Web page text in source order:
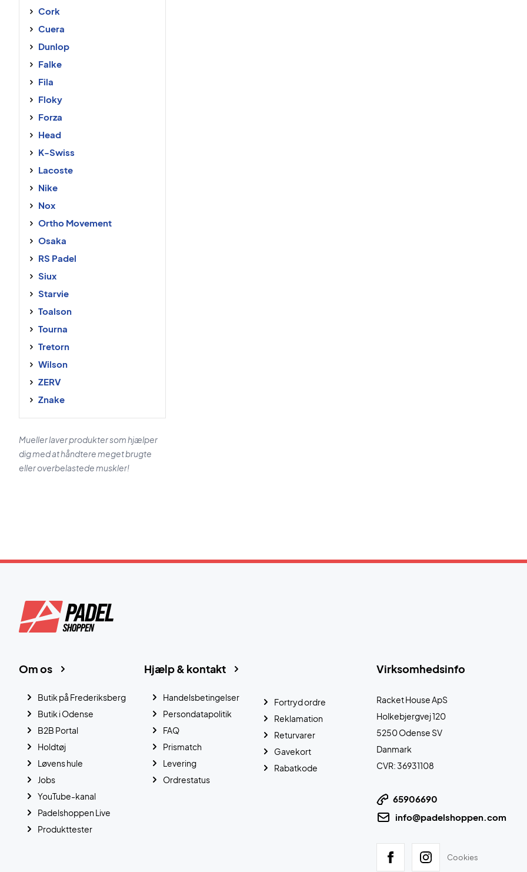
Cork
Cuera
Dunlop
Falke
Fila
Floky
Forza
Head
K-Swiss
Lacoste
Nike
Nox
Ortho Movement
Osaka
RS Padel
Siux
Starvie
Toalson
Tourna
Tretorn
Wilson
ZERV
Znake
Mueller laver produkter som hjælper
dig med at håndtere meget brugte
eller overbelastede muskler!
Virksomhedsinfo
Racket House ApS
Holkebjergvej 120
5250 Odense SV
Danmark
CVR: 36931108
65906690
info@padelshoppen.com
Cookies
Hjælp & kontakt
Handelsbetingelser
Persondatapolitik
FAQ
Prismatch
Levering
Ordrestatus
Fortryd ordre
Reklamation
Returvarer
Gavekort
Rabatkode
Om os
Butik på Frederiksberg
Butik i Odense
B2B Portal
Holdtøj
Løvens hule
Jobs
YouTube-kanal
Padelshoppen Live
Produkttester